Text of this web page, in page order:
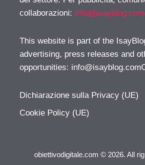
collaborazioni: info@isayblog.com
This website is part of the
advertising, press releases and
opportunities:
Dichiarazione sulla Privacy (UE)
Cookie Policy (UE)
obiettivodigitale.com © 2026. All